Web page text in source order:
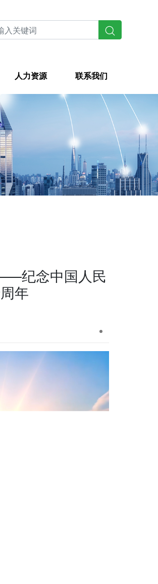
人力资源 联系我们
纪念中国人民
年